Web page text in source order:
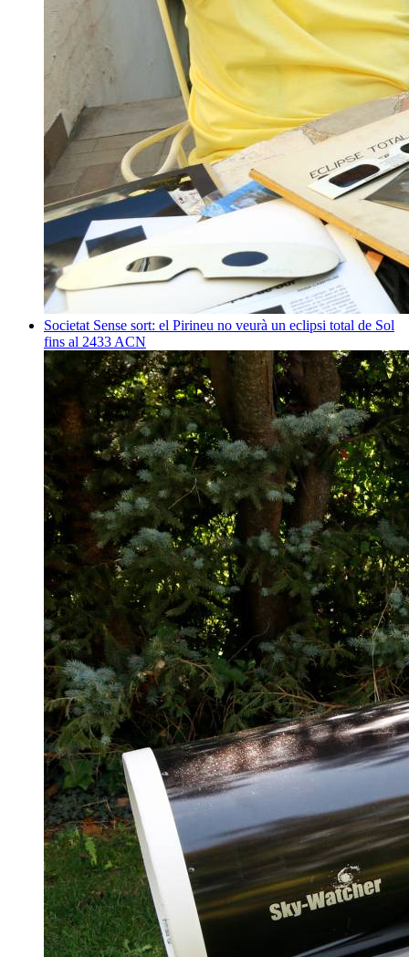
Societat Sense sort: el Pirineu no veurà un eclipsi total de Sol
fins al 2433 ACN